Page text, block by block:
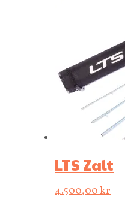
LTS Zalt
4.500,00kr